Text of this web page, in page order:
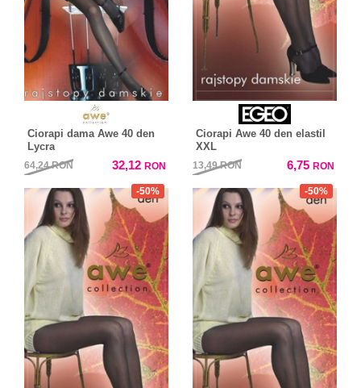
Ciorapi dama Awe 40 den
Lycra
64,24RON 32,12 RON
Ciorapi Awe 40 den elastil
XXL
13,49RON 6,75 RON
-50% -50%